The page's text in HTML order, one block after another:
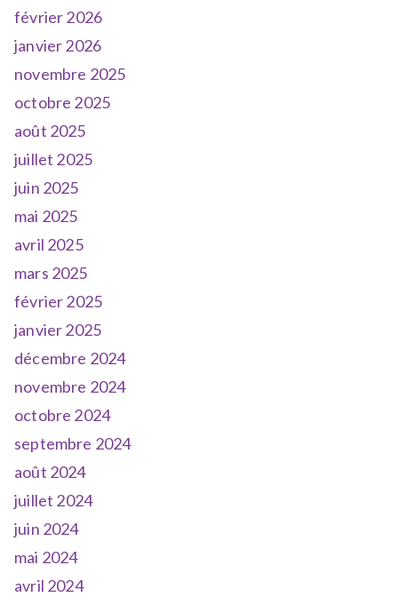
février 2026
janvier 2026
novembre 2025
octobre 2025
août 2025
juillet 2025
juin 2025
mai 2025
avril 2025
mars 2025
février 2025
janvier 2025
décembre 2024
novembre 2024
octobre 2024
septembre 2024
août 2024
juillet 2024
juin 2024
mai 2024
avril 2024